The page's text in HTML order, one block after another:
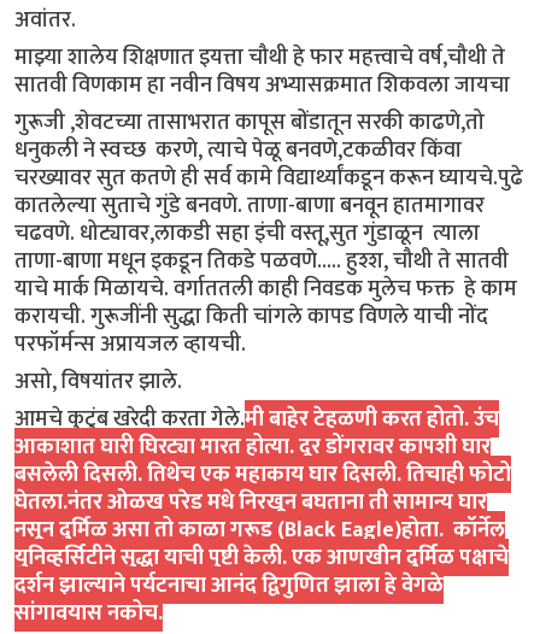
अवांतर.
माझ्या शालेय शिक्षणात इयत्ता चौथी हे फार महत्त्वाचे वर्ष,चौथी ते
सातवी विणकाम हा नवीन विषय अभ्यासक्रमात शिकवला जायचा
गुरूजी ,शेवटच्या तासाभरात कापूस बोंडातून सरकी काढणे,तो
धनुकली ने स्वच्छ करणे, त्याचे पेळू बनवणे,टकळीवर किंवा
चरख्यावर सुत कतणे ही सर्व कामे विद्यार्थ्यांकडून करून घ्यायचे.पुढे
कातलेल्या सुताचे गुंडे बनवणे. ताणा-बाणा बनवून हातमागावर
चढवणे. धोट्यावर,लाकडी सहा इंची वस्तू,सुत गुंडाळून त्याला
ताणा-बाणा मधून इकडून तिकडे पळवणे..... हुश्श, चौथी ते सातवी
याचे मार्क मिळायचे. वर्गाततली काही निवडक मुलेच फक्त हे काम
करायची. गुरूजींनी सुद्धा किती चांगले कापड विणले याची नोंद
परफॉर्मन्स अप्रायजल व्हायची.
असो, विषयांतर झाले.
आमचे कुटुंब खरेदी करता गेले.मी बाहेर टेहळणी करत होतो. उंच
आकाशात घारी घिरट्या मारत होत्या. दूर डोंगरावर कापशी घार
बसलेली दिसली. तिथेच एक महाकाय घार दिसली. तिचाही फोटो
घेतला.नंतर ओळख परेड मधे निरखून बघताना ती सामान्य घार
नसून दुर्मिळ असा तो काळा गरूड (Black Eagle)होता. कॉर्नेल
युनिव्हर्सिटीने सुद्धा याची पुष्टी केली. एक आणखीन दुर्मिळ पक्षाचे
दर्शन झाल्याने पर्यटनाचा आनंद द्विगुणित झाला हे वेगळे
सांगावयास नकोच.